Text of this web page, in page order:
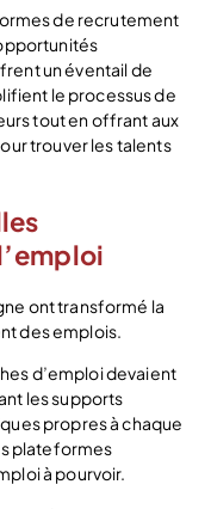
de recrutement
un éventail de
le processus de
tout en offrant aux
trouver les talents
ont transformé la
des emplois.
d’emploi devaient
les supports
propres à chaque
plateformes
à pourvoir.